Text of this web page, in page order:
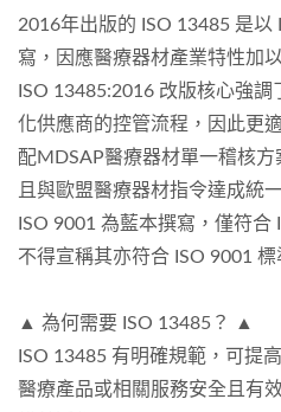
2016年出版的 ISO 13485 是
寫，因應醫療器材產業特性加
ISO 13485:2016 改版核心強
化供應商的控管流程，因此更
配MDSAP醫療器材單一稽核方
且與歐盟醫療器材指令達成統
ISO 9001 為藍本撰寫，僅符
不得宣稱其亦符合 ISO 9001 標
▲ 為何需要 ISO 13485？ ▲
ISO 13485 有明確規範，可提
醫療產品或相關服務安全且有